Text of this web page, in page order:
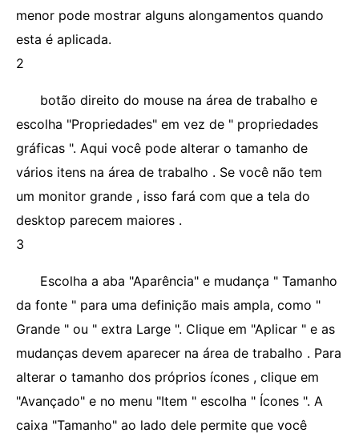
menor pode mostrar alguns alongamentos quando
esta é aplicada.
2
botão direito do mouse na área de trabalho e
escolha "Propriedades" em vez de " propriedades
gráficas ". Aqui você pode alterar o tamanho de
vários itens na área de trabalho . Se você não tem
um monitor grande , isso fará com que a tela do
desktop parecem maiores .
3
Escolha a aba "Aparência" e mudança " Tamanho
da fonte " para uma definição mais ampla, como "
Grande " ou " extra Large ". Clique em "Aplicar " e as
mudanças devem aparecer na área de trabalho . Para
alterar o tamanho dos próprios ícones , clique em
"Avançado" e no menu "Item " escolha " Ícones ". A
caixa "Tamanho" ao lado dele permite que você